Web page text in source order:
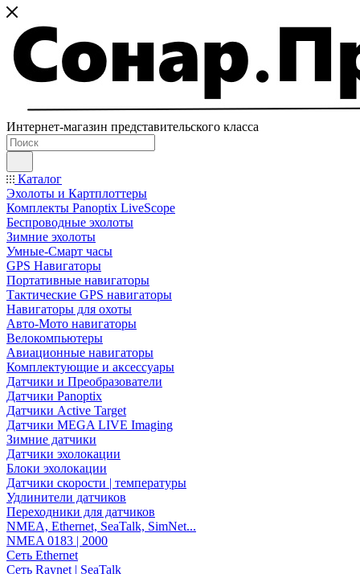
Интернет-магазин представительского класса
Каталог
Эхолоты и Картплоттеры
Комплекты Panoptix LiveScope
Беспроводные эхолоты
Зимние эхолоты
Умные-Смарт часы
GPS Навигаторы
Портативные навигаторы
Тактические GPS навигаторы
Навигаторы для охоты
Авто-Мото навигаторы
Велокомпьютеры
Авиационные навигаторы
Комплектующие и аксессуары
Датчики и Преобразователи
Датчики Panoptix
Датчики Active Target
Датчики MEGA LIVE Imaging
Зимние датчики
Датчики эхолокации
Блоки эхолокации
Датчики скорости | температуры
Удлинители датчиков
Переходники для датчиков
NMEA, Ethernet, SeaTalk, SimNet...
NMEA 0183 | 2000
Сеть Ethernet
Сеть Raynet | SeaTalk